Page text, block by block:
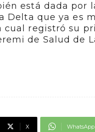
está dada por
Delta que ya es
registró su
de Salud de
X WhatsApp